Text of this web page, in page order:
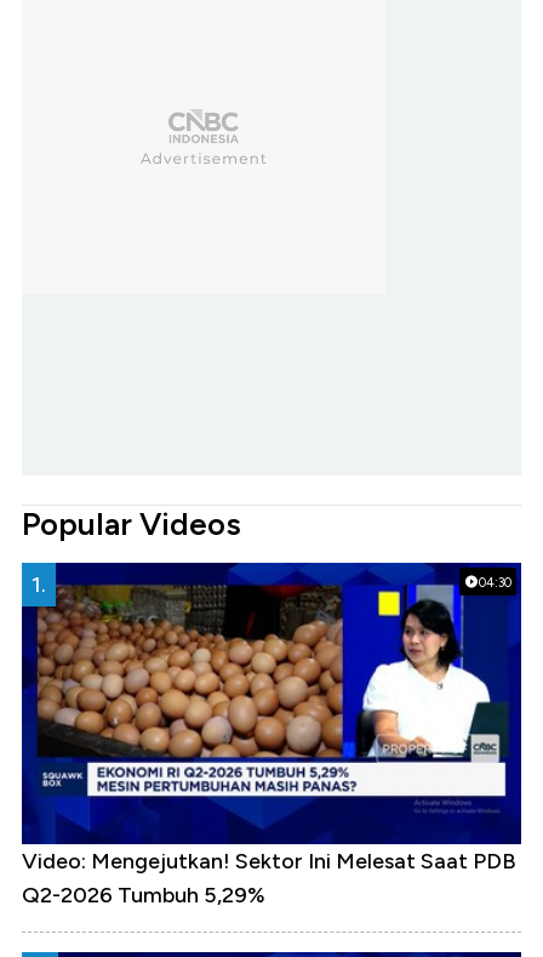
Popular Videos
04:30
1.
Video: Mengejutkan! Sektor Ini Melesat Saat PDB
Q2-2026 Tumbuh 5,29%